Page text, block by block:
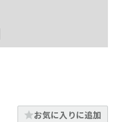
お気に入りに追加